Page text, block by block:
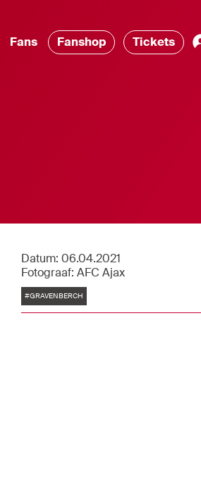
Fans Fanshop Tickets
Datum: 06.04.2021
Fotograaf: AFC Ajax
Tags
#GRAVENBERCH